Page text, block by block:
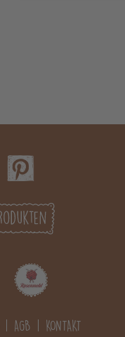
AGB KONTAKT